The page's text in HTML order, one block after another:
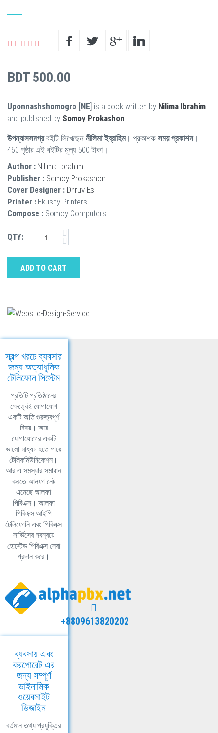
BDT 500.00
Uponnashshomogro [NE] is a book written by Nilima Ibrahim
and published by Somoy Prokashon
উপন্যাসসমগ্রবইটি লিখেছেন নীলিমা ইব্রাহিম। প্রকাশক সময় প্রকাশন।
460 পৃষ্ঠার এই বইটির মূল্য 500 টাকা।
Author : Nilima Ibrahim
Publisher : Somoy Prokashon
Cover Designer : Dhruv Es
Printer : Ekushy Printers
Compose : Somoy Computers
QTY:
ADD TO CART
স্বল্প খরচে ব্যবসার
জন্য অত্যাধুনিক
টেলিফোন সিস্টেম
প্রতিটি প্রতিষ্ঠানের
ক্ষেত্রেই যোগাযোগ
একটি অতি গুরুত্বপূর্ণ
বিষয়। আর
যোগাযোগের একটি
ভালো মাধ্যম হতে পারে
টেলিকমিউনিকেশন।
আর এ সমস্যার সমাধান
করতে আলফা নেট
এনেছে আলফা
পিবিএক্স। আলফা
পিবিএক্স আইপি
টেলিফোনি এবং পিবিএক্স
সার্ভিসের সবন্বয়ে
হোস্টেড পিবিএক্স সেবা
প্রদান করে।
+8809613820202
ব্যবসায় এবং
করপোরেট এর
জন্য সম্পূর্ণ
ডাইনামিক
ওয়েবসাইট
ডিজাইন
বর্তমান তথ্য প্রযুক্তির